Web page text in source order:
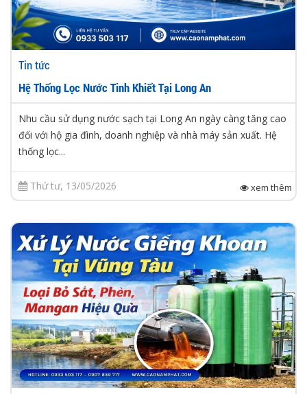
Tin tức
Hệ Thống Lọc Nước Tinh Khiết Tại Long An
Nhu cầu sử dụng nước sạch tại Long An ngày càng tăng cao
đối với hộ gia đình, doanh nghiệp và nhà máy sản xuất. Hệ
thống lọc...
Thứ tư, 13/05/2026 xem thêm